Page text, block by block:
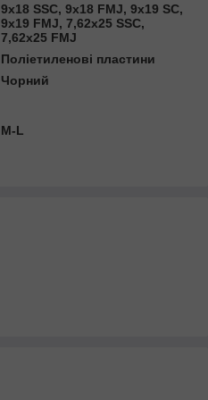
9х18 SSC, 9х18 FMJ, 9х19 SC,
9х19 FMJ, 7,62x25 SSC,
7,62x25 FMJ
Поліетиленові пластини
Чорний
M-L